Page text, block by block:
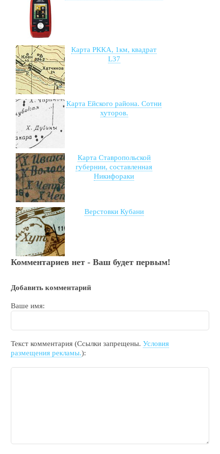
Карта РККА, 1км, квадрат
L37
Карта Ейского района. Сотни
хуторов.
Карта Ставропольской
губернии, составленная
Никифораки
Верстовки Кубани
Комментариев нет - Ваш будет первым!
Добавить комментарий
Ваше имя:
Текст комментария (Ссылки запрещены.Условия
размещения рекламы.):